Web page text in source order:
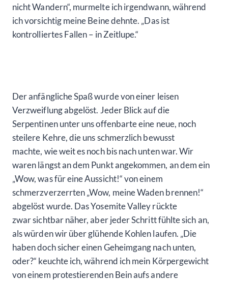
nicht Wandern“, murmelte ich irgendwann, während
ich vorsichtig meine Beine dehnte. „Das ist
kontrolliertes Fallen – in Zeitlupe.“
Der anfängliche Spaß wurde von einer leisen
Verzweiflung abgelöst. Jeder Blick auf die
Serpentinen unter uns offenbarte eine neue, noch
steilere Kehre, die uns schmerzlich bewusst
machte, wie weit es noch bis nach unten war. Wir
waren längst an dem Punkt angekommen, an dem ein
„Wow, was für eine Aussicht!“ von einem
schmerzverzerrten „Wow, meine Waden brennen!“
abgelöst wurde. Das Yosemite Valley rückte
zwar sichtbar näher, aber jeder Schritt fühlte sich an,
als würden wir über glühende Kohlen laufen. „Die
haben doch sicher einen Geheimgang nach unten,
oder?“ keuchte ich, während ich mein Körpergewicht
von einem protestierenden Bein aufs andere